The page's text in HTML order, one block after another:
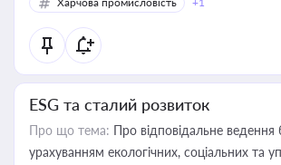
ESG та сталий розвиток
Про що тема: Про відповідальне ведення
урахуванням екологічних, соціальних та